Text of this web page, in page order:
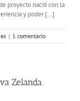
proyecto nació con la
y poder [...]
| 1 comentario
Zelanda